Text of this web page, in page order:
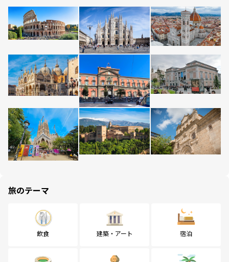
旅のテーマ
飲食 建築・アート 宿泊